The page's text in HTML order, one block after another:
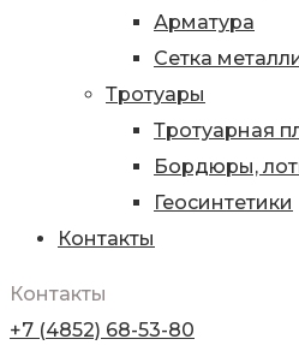
Арматура
Сетка
Тротуары
Тротуарная
Бордюры,
Геосинтетики
Контакты
Контакты
+7 (4852) 68-53-80